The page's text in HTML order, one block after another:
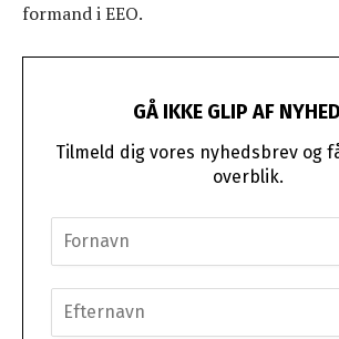
formand i EEO.
GÅ IKKE GLIP AF
Tilmeld dig vores nyhedsbrev og
overblik.